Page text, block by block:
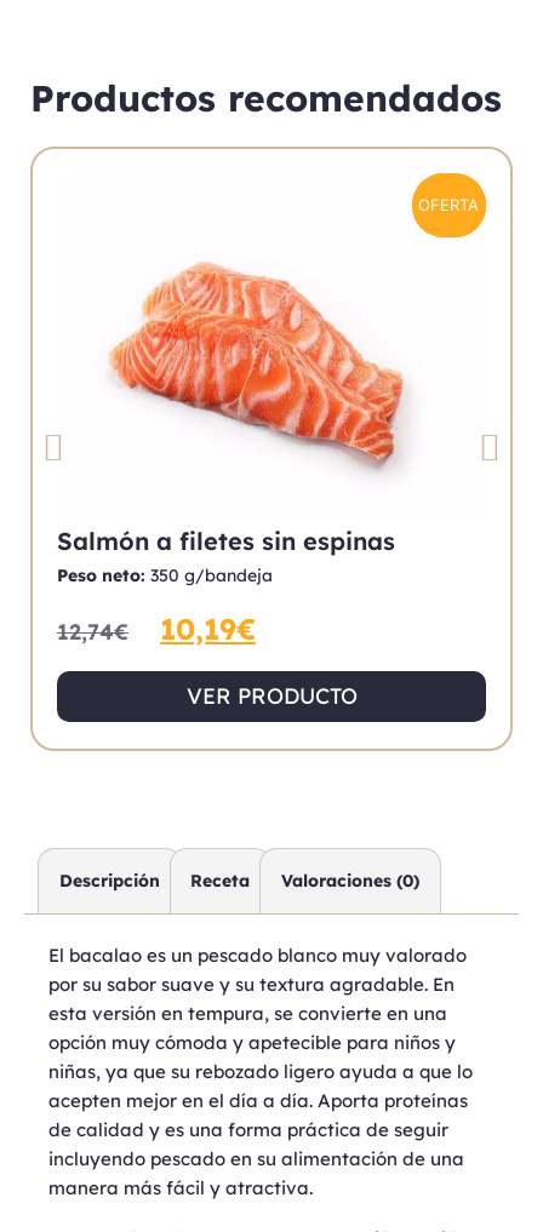
Productos recomendados
OFERTA
OFERTA
Salmón a filetes sin espinas
Peso neto: 350 g/bandeja
12,74€ 10,19€
VER PRODUCTO
Descripción Receta Valoraciones (0)
El bacalao es un pescado blanco muy valorado
por su sabor suave y su textura agradable. En
esta versión en tempura, se convierte en una
opción muy cómoda y apetecible para niños y
niñas, ya que su rebozado ligero ayuda a que lo
acepten mejor en el día a día. Aporta proteínas
de calidad y es una forma práctica de seguir
incluyendo pescado en su alimentación de una
manera más fácil y atractiva.